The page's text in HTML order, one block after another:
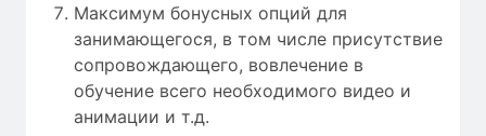
Максимум бонусных опций для
занимающегося, в том числе присутствие
сопровождающего, вовлечение в
обучение всего необходимого видео и
анимации и т.д.